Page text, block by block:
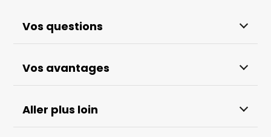
Vos questions
Vos avantages
Aller plus loin